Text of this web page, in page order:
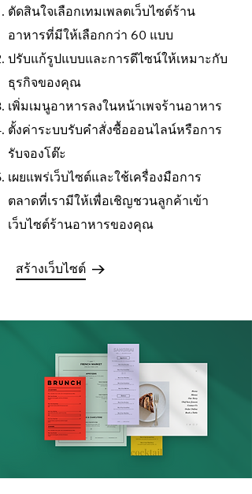
ตัดสินใจเลือกเทมเพลตเว็บไซต์ร้าน
อาหารที่มีให้เลือกกว่า 60 แบบ
ปรับแก้รูปแบบและการดีไซน์ให้เหมาะกับ
ธุรกิจของคุณ
เพิ่มเมนูอาหารลงในหน้าเพจร้านอาหาร
ตั้งค่าระบบรับคำสั่งซื้อออนไลน์หรือการ
รับจองโต๊ะ
เผยแพร่เว็บไซต์และใช้เครื่องมือการ
ตลาดที่เรามีให้เพื่อเชิญชวนลูกค้าเข้า
เว็บไซต์ร้านอาหารของคุณ
สร้างเว็บไซต์